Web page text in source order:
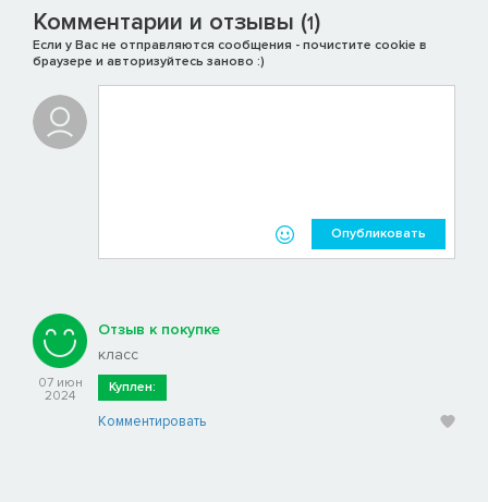
Комментарии и отзывы (1)
Если у Вас не отправляются сообщения - почистите cookie в
браузере и авторизуйтесь заново :)
Опубликовать
07 июн
2024
Отзыв к покупке
класс
Куплен:
Комментировать